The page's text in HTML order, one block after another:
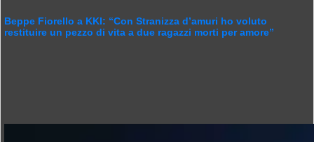
Beppe Fiorello a KKI: “Con Stranizza d’amuri ho voluto
restituire un pezzo di vita a due ragazzi morti per amore”